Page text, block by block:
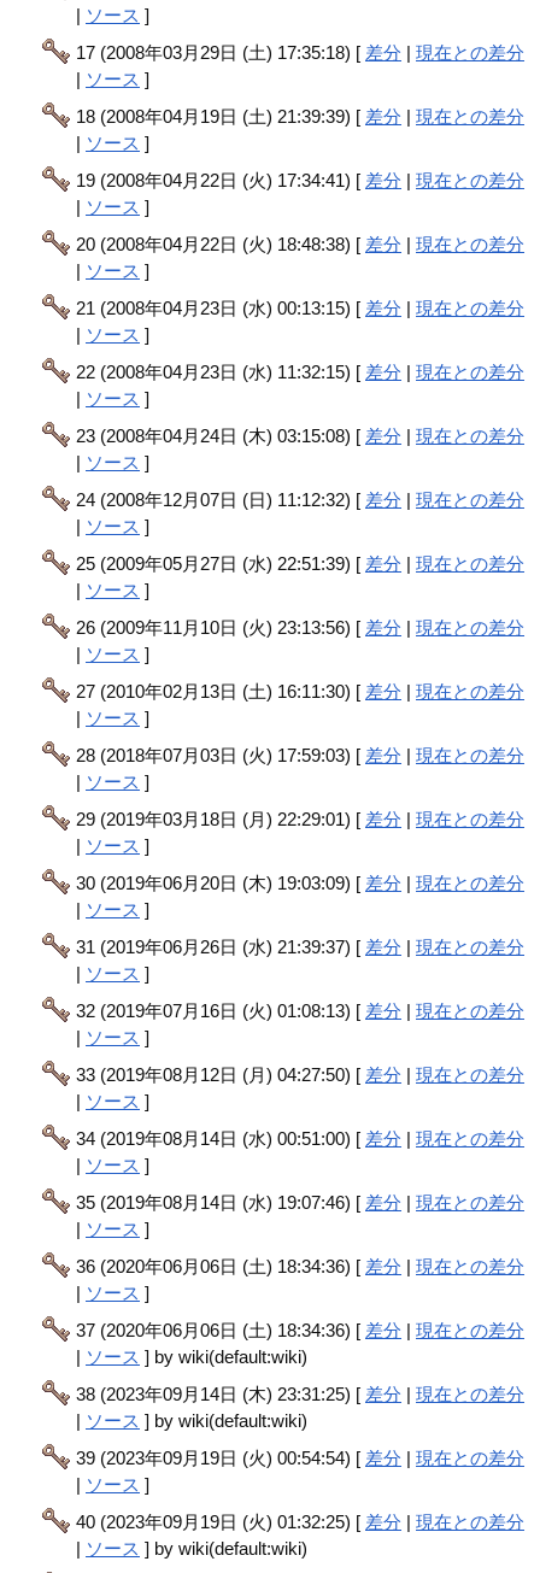
| ソース ]
17 (2008年03月29日 (土) 17:35:18) [ 差分 |現在との差分
| ソース ]
18 (2008年04月19日 (土) 21:39:39) [ 差分 |現在との差分
| ソース ]
19 (2008年04月22日 (火) 17:34:41) [ 差分 |現在との差分
| ソース ]
20 (2008年04月22日 (火) 18:48:38) [ 差分 |現在との差分
| ソース ]
21 (2008年04月23日 (水) 00:13:15) [ 差分 |現在との差分
| ソース ]
22 (2008年04月23日 (水) 11:32:15) [ 差分 |現在との差分
| ソース ]
23 (2008年04月24日 (木) 03:15:08) [ 差分 |現在との差分
| ソース ]
24 (2008年12月07日 (日) 11:12:32) [ 差分 |現在との差分
| ソース ]
25 (2009年05月27日 (水) 22:51:39) [ 差分 |現在との差分
| ソース ]
26 (2009年11月10日 (火) 23:13:56) [ 差分 |現在との差分
| ソース ]
27 (2010年02月13日 (土) 16:11:30) [ 差分 |現在との差分
| ソース ]
28 (2018年07月03日 (火) 17:59:03) [ 差分 |現在との差分
| ソース ]
29 (2019年03月18日 (月) 22:29:01) [ 差分 |現在との差分
| ソース ]
30 (2019年06月20日 (木) 19:03:09) [ 差分 |現在との差分
| ソース ]
31 (2019年06月26日 (水) 21:39:37) [ 差分 |現在との差分
| ソース ]
32 (2019年07月16日 (火) 01:08:13) [ 差分 |現在との差分
| ソース ]
33 (2019年08月12日 (月) 04:27:50) [ 差分 |現在との差分
| ソース ]
34 (2019年08月14日 (水) 00:51:00) [ 差分 |現在との差分
| ソース ]
35 (2019年08月14日 (水) 19:07:46) [ 差分 |現在との差分
| ソース ]
36 (2020年06月06日 (土) 18:34:36) [ 差分 |現在との差分
| ソース ]
37 (2020年06月06日 (土) 18:34:36) [ 差分 |現在との差分
| ソース ] by wiki(default:wiki)
38 (2023年09月14日 (木) 23:31:25) [ 差分 |現在との差分
| ソース ] by wiki(default:wiki)
39 (2023年09月19日 (火) 00:54:54) [ 差分 |現在との差分
| ソース ]
40 (2023年09月19日 (火) 01:32:25) [ 差分 |現在との差分
| ソース ] by wiki(default:wiki)